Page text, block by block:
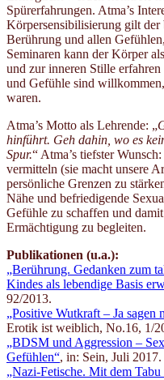
Spürerfahrungen. Atma’s
Körpersensibilisierung gilt
Berührung und allen
Seminaren kann der Körper
und zur inneren Stille
und Gefühle sind
waren.
Atma’s Motto als Lehrende: „
hinführt. Geh dahin, wo es
Spur.“ Atma’s tiefster
vermitteln (sie macht unsere
persönliche Grenzen zu
Nähe und befriedigende
Gefühle zu schaffen und
Ermächtigung zu begleiten.
Publikationen (u.a.):
„Berührung. Gedanken zum
Kindes als lebendige Basis
92/2013.
„Positive Wutkraft – Ja sagen
Erotik ist weiblich, No.16, 1/
„BDSM und Aggression –
Gefühlen“, in: Sein, Juli 2017.
„Nazi-Fetische. Mit dem Tabu